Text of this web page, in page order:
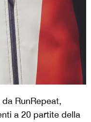
RunRepeat,
a 20 partite della